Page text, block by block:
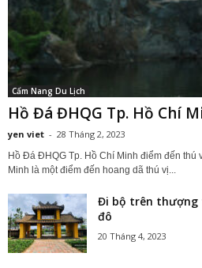
Cẩm Nang Du Lịch
Hồ Đá ĐHQG Tp. Hồ Chí
yen viet - 28 Tháng 2, 2023
Hồ Đá ĐHQG Tp. Hồ Chí Minh điểm đến thú
Minh là một điểm đến hoang dã thú vị...
Đi bộ trên thượng
đô
20 Tháng 4, 2023